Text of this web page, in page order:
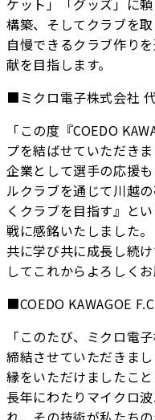
ケット」「グッズ」に
構築、そしてクラブを
自慢できるクラブ作り
献を目指します。
■ミクロ電子株式会社
「この度『COEDO
プを結ばせていただきま
企業として選手の応援
ルクラブを通じて川越
くクラブを目指す』と
戦に感銘いたしました。
共に学び共に成長し続
してこれからよろしくお
■COEDO KAWAGOE
「このたび、ミクロ電
締結させていただきま
縁をいただけましたこ
長年にわたりマイクロ